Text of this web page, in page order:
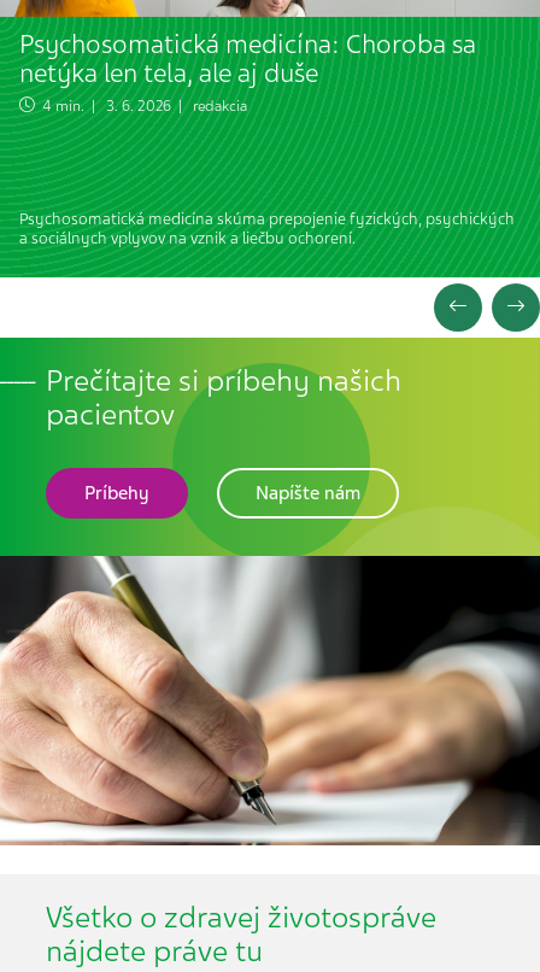
Psychosomatická medicína: Choroba sa
netýka len tela, ale aj duše
4 min. | 3. 6. 2026 | redakcia
Psychosomatická medicína skúma prepojenie fyzických, psychických
a sociálnych vplyvov na vznik a liečbu ochorení.
Prečítajte si príbehy našich
pacientov
Príbehy Napíšte nám
Všetko o zdravej životospráve
nájdete práve tu